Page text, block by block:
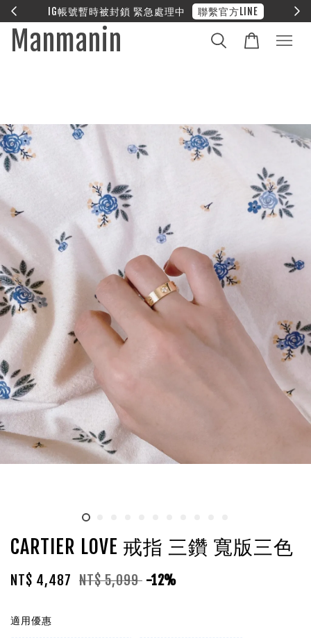
❤︎ 全館滿兩萬享免運
Manmanin
CARTIER LOVE 戒指 三鑽 寬版三色
NT$ 4,487 NT$ 5,099 -12%
適用優惠